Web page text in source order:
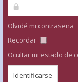
Olvidé mi contraseña
Recordar
Ocultar mi estado de